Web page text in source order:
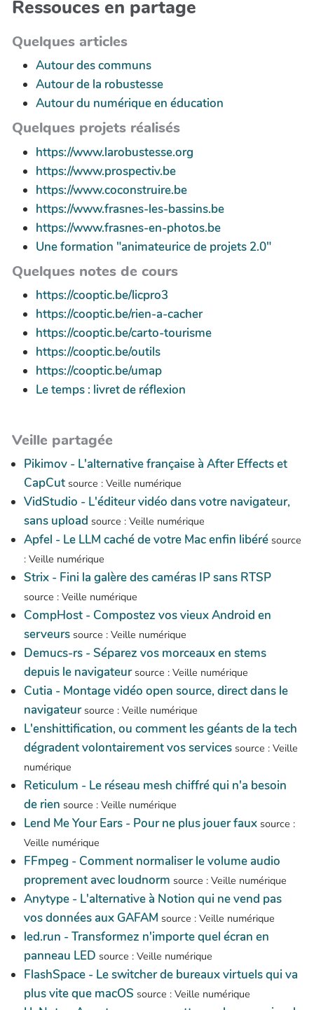
Ressouces en partage
Quelques articles
Autour des communs
Autour de la robustesse
Autour du numérique en éducation
Quelques projets réalisés
https://www.larobustesse.org
https://www.prospectiv.be
https://www.coconstruire.be
https://www.frasnes-les-bassins.be
https://www.frasnes-en-photos.be
Une formation "animateurice de projets 2.0"
Quelques notes de cours
https://cooptic.be/licpro3
https://cooptic.be/rien-a-cacher
https://cooptic.be/carto-tourisme
https://cooptic.be/outils
https://cooptic.be/umap
Le temps : livret de réflexion
Veille partagée
Pikimov - L'alternative française à After Effects et
CapCut source : Veille numérique
VidStudio - L'éditeur vidéo dans votre navigateur,
sans upload source : Veille numérique
Apfel - Le LLM caché de votre Mac enfin libéré source
: Veille numérique
Strix - Fini la galère des caméras IP sans RTSP
source : Veille numérique
CompHost - Compostez vos vieux Android en
serveurs source : Veille numérique
Demucs-rs - Séparez vos morceaux en stems
depuis le navigateur source : Veille numérique
Cutia - Montage vidéo open source, direct dans le
navigateur source : Veille numérique
L'enshittification, ou comment les géants de la tech
dégradent volontairement vos services source : Veille
numérique
Reticulum - Le réseau mesh chiffré qui n'a besoin
de rien source : Veille numérique
Lend Me Your Ears - Pour ne plus jouer faux source :
Veille numérique
FFmpeg - Comment normaliser le volume audio
proprement avec loudnorm source : Veille numérique
Anytype - L'alternative à Notion qui ne vend pas
vos données aux GAFAM source : Veille numérique
led.run - Transformez n'importe quel écran en
panneau LED source : Veille numérique
FlashSpace - Le switcher de bureaux virtuels qui va
plus vite que macOS source : Veille numérique